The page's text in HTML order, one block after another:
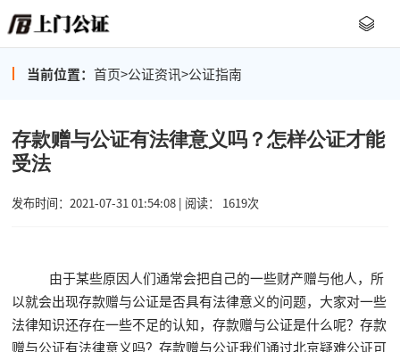
当前位置： 首页>公证资讯>公证指南
存款赠与公证有法律意义吗？怎样公证才能
受法
发布时间：2021-07-31 01:54:08 | 阅读： 1619次
由于某些原因人们通常会把自己的一些财产赠与他人，所
以就会出现存款赠与公证是否具有法律意义的问题，大家对一些
法律知识还存在一些不足的认知，存款赠与公证是什么呢？存款
赠与公证有法律意义吗？存款赠与公证我们通过北京疑难公证可